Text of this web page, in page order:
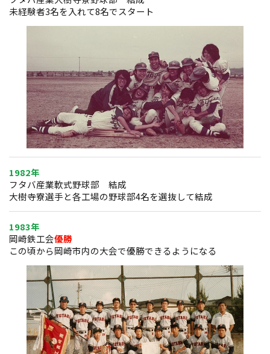
未経験者3名を入れて8名でスタート
1982年
フタバ産業軟式野球部 結成
大樹寺寮選手と各工場の野球部4名を選抜して結成
1983年
岡崎鉄工会優勝
この頃から岡崎市内の大会で優勝できるようになる